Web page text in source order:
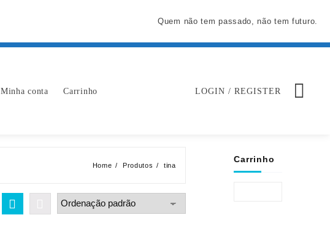
Quem não tem passado, não tem futuro.
Minha conta Carrinho LOGIN / REGISTER
Home Produtos tina
Carrinho